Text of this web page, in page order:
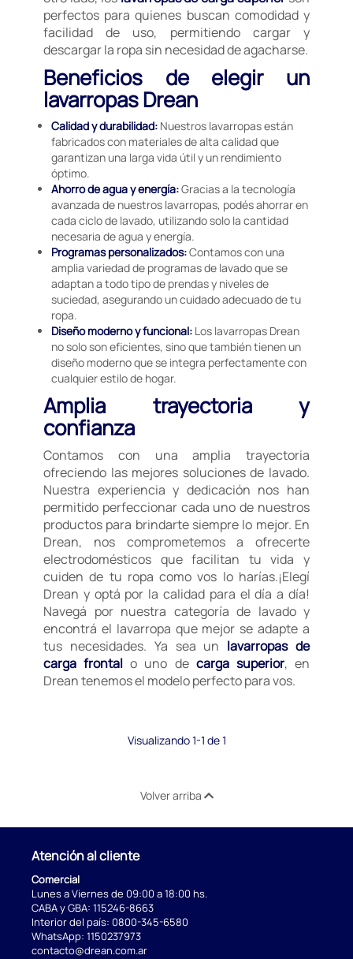
perfectos para quienes buscan comodidad y
facilidad de uso, permitiendo cargar y
descargar la ropa sin necesidad de agacharse.
Beneficios de elegir un
lavarropas Drean
Calidad y durabilidad: Nuestros lavarropas están
fabricados con materiales de alta calidad que
garantizan una larga vida útil y un rendimiento
óptimo.
Ahorro de agua y energía:Gracias a la tecnología
avanzada de nuestros lavarropas, podés ahorrar en
cada ciclo de lavado, utilizando solo la cantidad
necesaria de agua y energía.
Programas personalizados:Contamos con una
amplia variedad de programas de lavado que se
adaptan a todo tipo de prendas y niveles de
suciedad, asegurando un cuidado adecuado de tu
ropa.
Diseño moderno y funcional: Los lavarropas Drean
no solo son eficientes, sino que también tienen un
diseño moderno que se integra perfectamente con
cualquier estilo de hogar.
Amplia trayectoria y
confianza
Contamos con una amplia trayectoria
ofreciendo las mejores soluciones de lavado.
Nuestra experiencia y dedicación nos han
permitido perfeccionar cada uno de nuestros
productos para brindarte siempre lo mejor. En
Drean, nos comprometemos a ofrecerte
electrodomésticos que facilitan tu vida y
cuiden de tu ropa como vos lo harías.¡Elegí
Drean y optá por la calidad para el día a día!
Navegá por nuestra categoría de lavado y
encontrá el lavarropa que mejor se adapte a
tus necesidades. Ya sea un lavarropas de
carga frontal o uno de carga superior, en
Drean tenemos el modelo perfecto para vos.
Visualizando 1-1 de 1
Volver arriba
Atención al cliente
Comercial
Lunes a Viernes de 09:00 a 18:00 hs.
CABA y GBA: 115246-8663
Interior del país: 0800-345-6580
WhatsApp: 1150237973
contacto@drean.com.ar